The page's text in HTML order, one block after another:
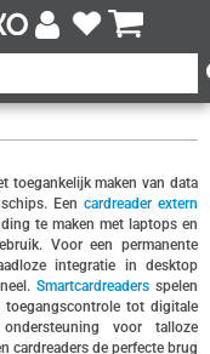
toegankelijk maken van data
Eencardreader extern
te maken met laptops en
Voor een permanente
integratie in desktop
Smartcardreadersspelen
toegangscontrole tot digitale
voor talloze
cardreaders de perfecte brug